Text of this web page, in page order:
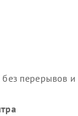
перерывов